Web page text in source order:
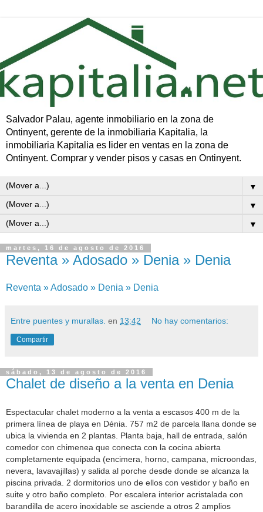
Salvador Palau, agente inmobiliario en la zona de
Ontinyent, gerente de la inmobiliaria Kapitalia, la
inmobiliaria Kapitalia es lider en ventas en la zona de
Ontinyent. Comprar y vender pisos y casas en Ontinyent.
▼
▼
▼
martes, 16 de agosto de 2016
Reventa » Adosado » Denia » Denia
Reventa » Adosado » Denia » Denia
Entre puentes y murallas. en 13:42 No hay comentarios:
Compartir
sábado, 13 de agosto de 2016
Chalet de diseño a la venta en Denia
Espectacular chalet moderno a la venta a escasos 400 m de la
primera línea de playa en Dénia. 757 m2 de parcela llana donde se
ubica la vivienda en 2 plantas. Planta baja, hall de entrada, salón
comedor con chimenea que conecta con la cocina abierta
completamente equipada (encimera, horno, campana, microondas,
nevera, lavavajillas) y salida al porche desde donde se alcanza la
piscina privada. 2 dormitorios uno de ellos con vestidor y baño en
suite y otro baño completo. Por escalera interior acristalada con
barandilla de acero inoxidable se asciende a otros 2 amplios